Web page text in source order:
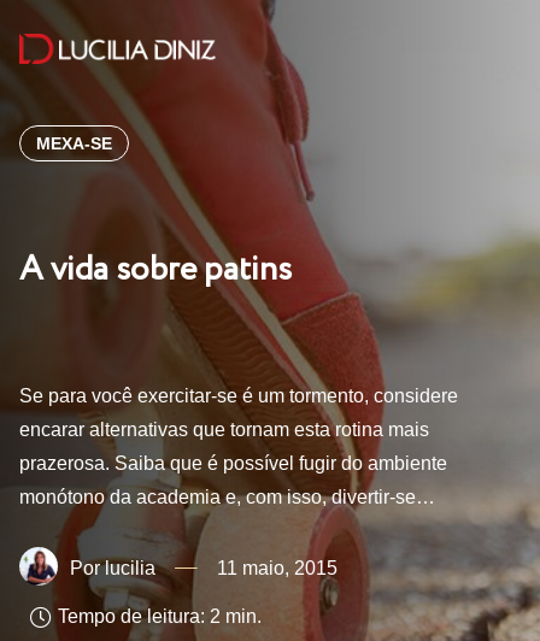
MEXA-SE
A vida sobre patins
Se para você exercitar-se é um tormento, considere
encarar alternativas que tornam esta rotina mais
prazerosa. Saiba que é possível fugir do ambiente
monótono da academia e, com isso, divertir-se…
lucilia 11 maio, 2015
Tempo de leitura: 2 min.